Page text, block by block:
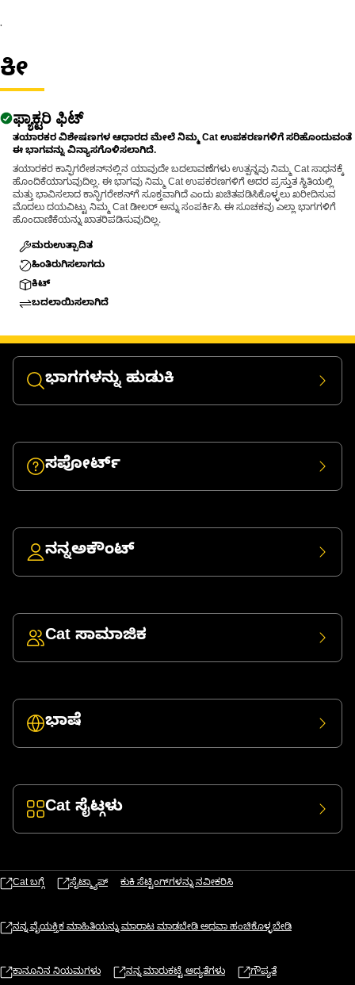
.
ಕೀ
ಫ್ಯಾಕ್ಟರಿ ಫಿಟ್
ತಯಾರಕರ ವಿಶೇಷಣಗಳ ಆಧಾರದ ಮೇಲೆ ನಿಮ್ಮ Cat ಉಪಕರಣಗಳಿಗೆ ಸರಿಹೊಂದುವಂತೆ
ಈ ಭಾಗವನ್ನು ವಿನ್ಯಾಸಗೊಳಿಸಲಾಗಿದೆ.
ತಯಾರಕರ ಕಾನ್ಫಿಗರೇಶನ್‌ನಲ್ಲಿನ ಯಾವುದೇ ಬದಲಾವಣೆಗಳು ಉತ್ಪನ್ನವು ನಿಮ್ಮ Cat ಸಾಧನಕ್ಕೆ
ಹೊಂದಿಕೆಯಾಗುವುದಿಲ್ಲ. ಈ ಭಾಗವು ನಿಮ್ಮ Cat ಉಪಕರಣಗಳಿಗೆ ಅದರ ಪ್ರಸ್ತುತ ಸ್ಥಿತಿಯಲ್ಲಿ
ಮತ್ತು ಭಾವಿಸಲಾದ ಕಾನ್ಫಿಗರೇಶನ್‌ಗೆ ಸೂಕ್ತವಾಗಿದೆ ಎಂದು ಖಚಿತಪಡಿಸಿಕೊಳ್ಳಲು ಖರೀದಿಸುವ
ಮೊದಲು ದಯವಿಟ್ಟು ನಿಮ್ಮ Cat ಡೀಲರ್ ಅನ್ನು ಸಂಪರ್ಕಿಸಿ. ಈ ಸೂಚಕವು ಎಲ್ಲಾ ಭಾಗಗಳಿಗೆ
ಹೊಂದಾಣಿಕೆಯನ್ನು ಖಾತರಿಪಡಿಸುವುದಿಲ್ಲ.
ಮರುಉತ್ಪಾದಿತ
ಹಿಂತಿರುಗಿಸಲಾಗದು
ಕಿಟ್
ಬದಲಾಯಿಸಲಾಗಿದೆ
ಭಾಗಗಳನ್ನು ಹುಡುಕಿ
ಸಪೋರ್ಟ್
ನನ್ನಅಕೌಂಟ್
Cat ಸಾಮಾಜಿಕ
ಭಾಷೆ
Cat ಸೈಟ್ಗಳು
Cat ಬಗ್ಗೆ ಸೈಟ್ಮ್ಯಾಪ್ ಕುಕಿ ಸೆಟ್ಟಿಂಗ್‌ಗಳನ್ನು ನವೀಕರಿಸಿ
ನನ್ನ ವೈಯಕ್ತಿಕ ಮಾಹಿತಿಯನ್ನು ಮಾರಾಟ ಮಾಡಬೇಡಿ ಅಥವಾ ಹಂಚಿಕೊಳ್ಳಬೇಡಿ
ಕಾನೂನಿನ ನಿಯಮಗಳು ನನ್ನ ಮಾರುಕಟ್ಟೆ ಆದ್ಯತೆಗಳು ಗೌಪ್ಯತೆ